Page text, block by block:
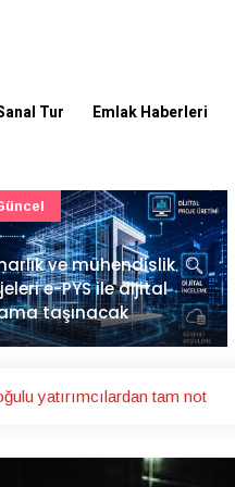
Tur Emlak Haberleri
Suite Türkiye'de
Ev Sistemleri
yatırımcılardan tam not